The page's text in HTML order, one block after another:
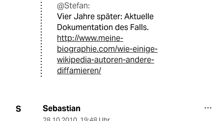
@Stefan:
Vier Jahre später: Aktuelle
Dokumentation des Falls.
http://www.meine-
biographie.com/wie-einige-
wikipedia-autoren-andere-
diffamieren/
S Sebastian